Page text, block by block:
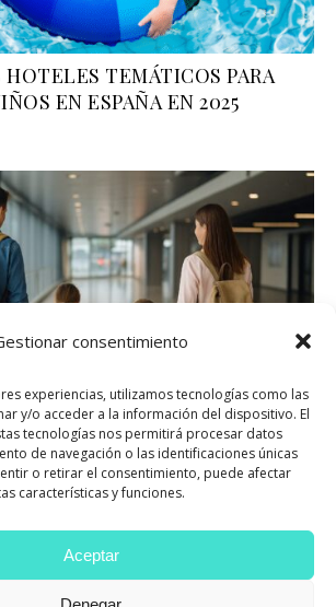
consentimiento
experiencias, utilizamos tecnologías como las
y/o acceder a la información del dispositivo. El
tecnologías nos permitirá procesar datos
de navegación o las identificaciones únicas
o retirar el consentimiento, puede afectar
características y funciones.
Aceptar
HOTELES TEMÁTICOS PARA
EN ESPAÑA EN 2025
E IMPRESCINDIBLES